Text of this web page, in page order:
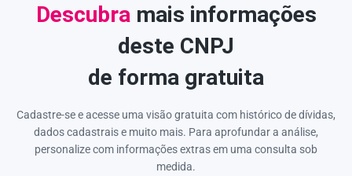
Descubra mais informações
deste CNPJ
de forma gratuita
Cadastre-se e acesse uma visão gratuita com histórico de dívidas,
dados cadastrais e muito mais. Para aprofundar a análise,
personalize com informações extras em uma consulta sob
medida.